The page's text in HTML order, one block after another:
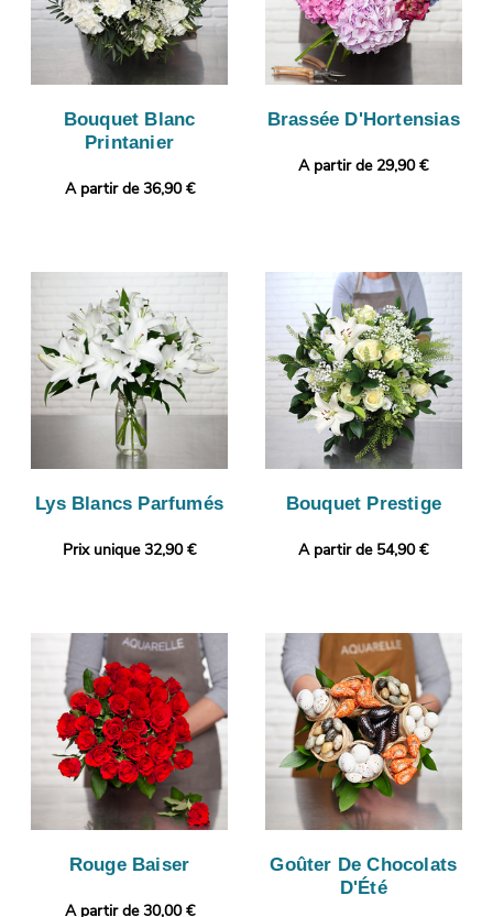
Bouquet Blanc
Printanier
A partir de 36,90 €
Brassée D'Hortensias
A partir de 29,90 €
Lys Blancs Parfumés
Prix unique 32,90 €
Bouquet Prestige
A partir de 54,90 €
Rouge Baiser
A partir de 30,00 €
Goûter De Chocolats
D'Été